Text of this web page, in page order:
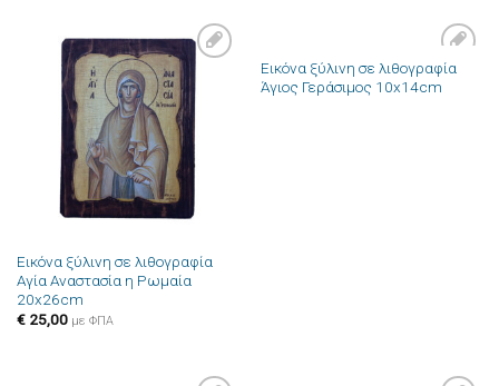
Πρόσθήκη
στην λίστα
επιθυμιών
Εικόνα ξύλινη σε λιθογραφία
Αγία Αναστασία η Ρωμαία
20x26cm
€25,00 με ΦΠΑ
Πρόσθήκη
στην λίστα
Εικόνα ξύλινη σε λιθογραφία
Άγιος Γεράσιμος 10x14cm